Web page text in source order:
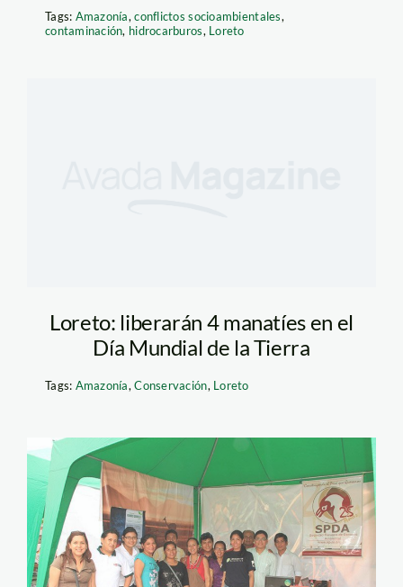
Tags: Amazonía,conflictos socioambientales,
contaminación, hidrocarburos, Loreto
Loreto: liberarán 4 manatíes en el
Día Mundial de la Tierra
Tags: Amazonía,Conservación, Loreto
procrel_loreto_spda